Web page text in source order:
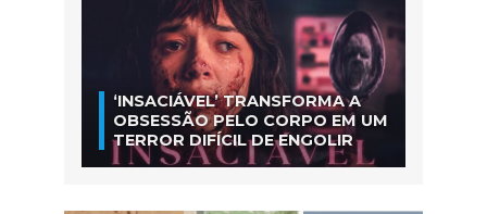
‘INSACIÁVEL’ TRANSFORMA A
OBSESSÃO PELO CORPO EM UM
TERROR DIFÍCIL DE ENGOLIR